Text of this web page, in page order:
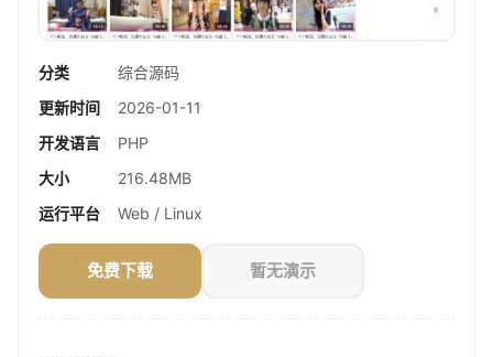
分类
综合源码
更新时间
2026-01-11
开发语言
PHP
大小
216.48MB
运行平台
Web / Linux
免费下载 暂无演示